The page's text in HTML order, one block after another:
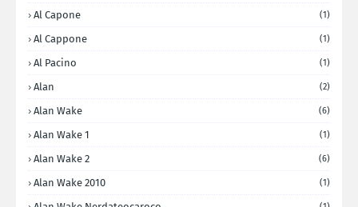
Al Capone (1)
Al Cappone (1)
Al Pacino (1)
Alan (2)
Alan Wake (6)
Alan Wake 1 (1)
Alan Wake 2 (6)
Alan Wake 2010 (1)